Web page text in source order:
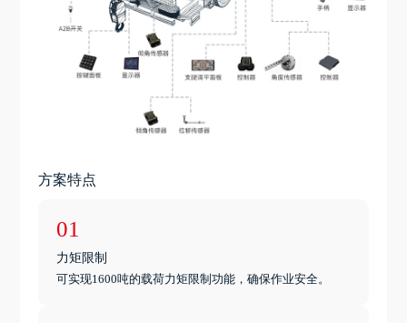
方案特点
01
力矩限制
可实现1600吨的载荷力矩限制功能，确保作业安全。